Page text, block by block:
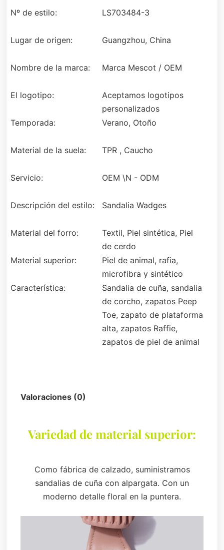
Nº de estilo: LS703484-3
Lugar de origen: Guangzhou, China
Nombre de la marca: Marca Mescot / OEM
El logotipo:
Aceptamos logotipos
personalizados
Temporada:
Verano, Otoño
Material de la suela: TPR , Caucho
Servicio: OEM \N - ODM
Descripción del estilo: Sandalia Wadges
Material del forro:
Textil, Piel sintética, Piel
de cerdo
Material superior:
Piel de animal, rafia,
microfibra y sintético
Característica:
Sandalia de cuña, sandalia
de corcho, zapatos Peep
Toe, zapato de plataforma
alta, zapatos Raffie,
zapatos de piel de animal
Valoraciones (0)
Variedad de material superior:
Como fábrica de calzado, suministramos
sandalias de cuña con alpargata. Con un
moderno detalle floral en la puntera.